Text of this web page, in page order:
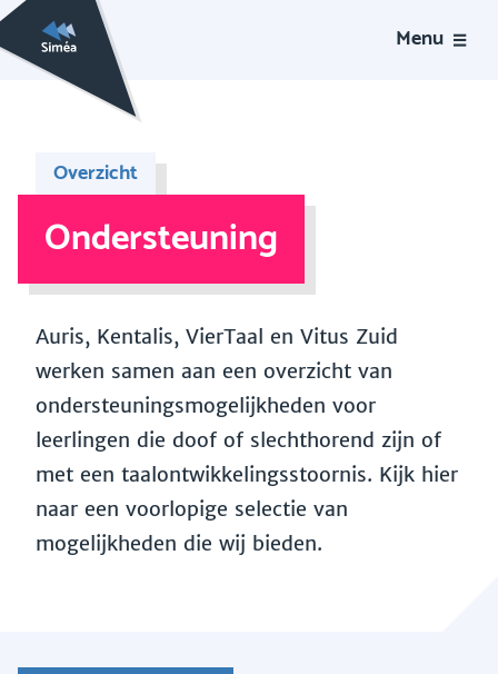
Menu
Overzicht
Ondersteuning
Auris, Kentalis, VierTaal en Vitus Zuid
werken samen aan een overzicht van
ondersteuningsmogelijkheden voor
leerlingen die doof of slechthorend zijn of
met een taalontwikkelingsstoornis. Kijk hier
naar een voorlopige selectie van
mogelijkheden die wij bieden.